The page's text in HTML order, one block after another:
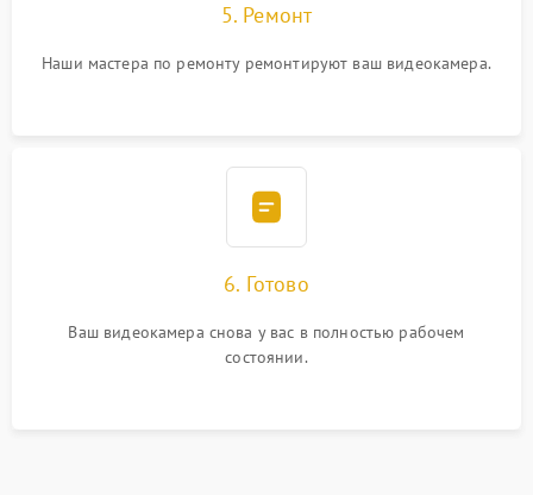
5. Ремонт
Наши мастера по ремонту ремонтируют ваш видеокамера.
6. Готово
Ваш видеокамера снова у вас в полностью рабочем
состоянии.